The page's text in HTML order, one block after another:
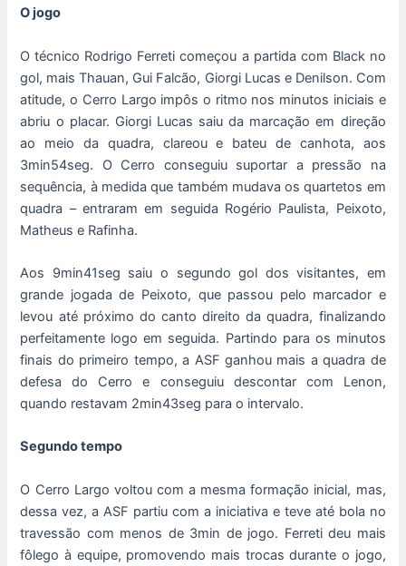
O jogo
O técnico Rodrigo Ferreti começou a partida com Black no
gol, mais Thauan, Gui Falcão, Giorgi Lucas e Denilson. Com
atitude, o Cerro Largo impôs o ritmo nos minutos iniciais e
abriu o placar. Giorgi Lucas saiu da marcação em direção
ao meio da quadra, clareou e bateu de canhota, aos
3min54seg. O Cerro conseguiu suportar a pressão na
sequência, à medida que também mudava os quartetos em
quadra – entraram em seguida Rogério Paulista, Peixoto,
Matheus e Rafinha.
Aos 9min41seg saiu o segundo gol dos visitantes, em
grande jogada de Peixoto, que passou pelo marcador e
levou até próximo do canto direito da quadra, finalizando
perfeitamente logo em seguida. Partindo para os minutos
finais do primeiro tempo, a ASF ganhou mais a quadra de
defesa do Cerro e conseguiu descontar com Lenon,
quando restavam 2min43seg para o intervalo.
Segundo tempo
O Cerro Largo voltou com a mesma formação inicial, mas,
dessa vez, a ASF partiu com a iniciativa e teve até bola no
travessão com menos de 3min de jogo. Ferreti deu mais
fôlego à equipe, promovendo mais trocas durante o jogo,